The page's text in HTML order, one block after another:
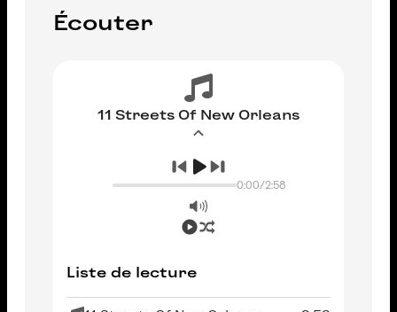
Écouter
11 Streets Of New Orleans
0:00/2:58
Liste de lecture